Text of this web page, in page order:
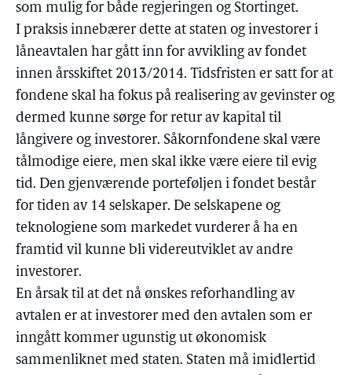
som mulig for både regjeringen og Stortinget.
I praksis innebærer dette at staten og investorer i
låneavtalen har gått inn for avvikling av fondet
innen årsskiftet 2013/2014. Tidsfristen er satt for at
fondene skal ha fokus på realisering av gevinster og
dermed kunne sørge for retur av kapital til
långivere og investorer. Såkornfondene skal være
tålmodige eiere, men skal ikke være eiere til evig
tid. Den gjenværende porteføljen i fondet består
for tiden av 14 selskaper. De selskapene og
teknologiene som markedet vurderer å ha en
framtid vil kunne bli videreutviklet av andre
investorer.
En årsak til at det nå ønskes reforhandling av
avtalen er at investorer med den avtalen som er
inngått kommer ugunstig ut økonomisk
sammenliknet med staten. Staten må imidlertid